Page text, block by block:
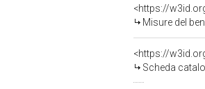
<https://
Misure del
<https://
Scheda